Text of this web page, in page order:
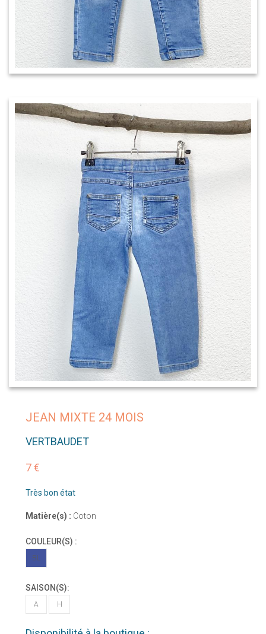
JEAN MIXTE 24 MOIS
VERTBAUDET
7 €
Très bon état
Matière(s) : Coton
COULEUR(S) :
BL
SAISON(S):
A H